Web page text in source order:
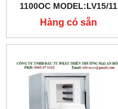
1100OC MODEL:LV15/11
Hàng có sẵn